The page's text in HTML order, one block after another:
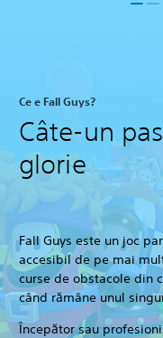
Ce e Fall Guys?
Câte-un
glorie
Fall Guys este un joc
accesibil de pe mai
curse de obstacole din
când rămâne unul
Începător sau